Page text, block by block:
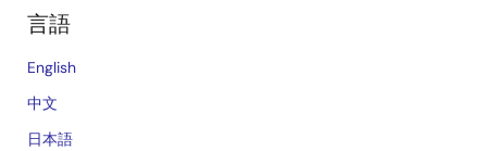
言語
English
中文
日本語